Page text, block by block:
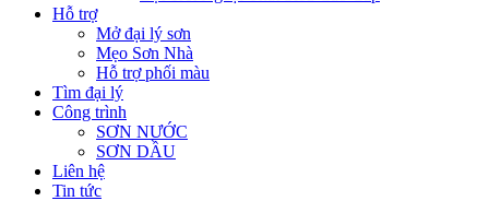
Hỗ trợ
Mở đại lý sơn
Mẹo Sơn Nhà
Hỗ trợ phối màu
Tìm đại lý
Công trình
SƠN NƯỚC
SƠN DẦU
Liên hệ
Tin tức